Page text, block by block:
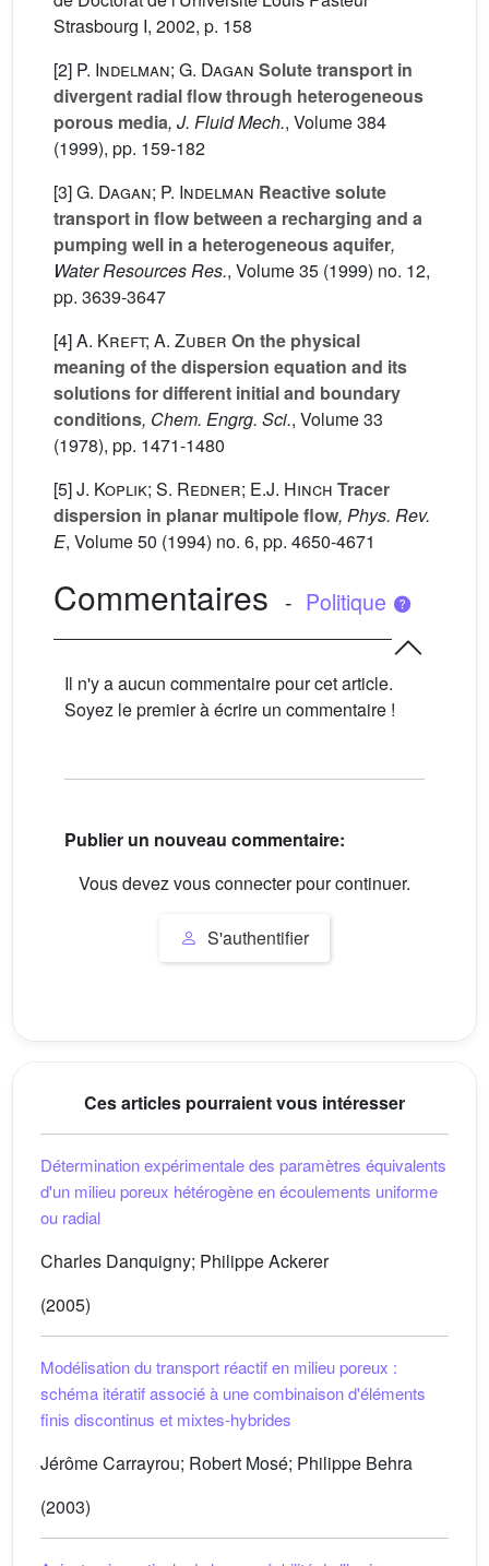
Strasbourg I, 2002, p. 158
[2] P. Indelman; G. Dagan Solute transport in
divergent radial flow through heterogeneous
porous media, J. Fluid Mech., Volume 384
(1999), pp. 159-182
[3]G. Dagan; P. Indelman Reactive solute
transport in flow between a recharging and a
pumping well in a heterogeneous aquifer,
Water Resources Res., Volume 35 (1999) no. 12,
pp. 3639-3647
[4]A. Kreft; A. Zuber On the physical
meaning of the dispersion equation and its
solutions for different initial and boundary
conditions, Chem. Engrg. Sci., Volume 33
(1978), pp. 1471-1480
[5]J. Koplik; S. Redner; E.J. Hinch Tracer
dispersion in planar multipole flow, Phys. Rev.
E, Volume 50 (1994) no. 6, pp. 4650-4671
Commentaires - Politique
Il n'y a aucun commentaire pour cet article.
Soyez le premier à écrire un commentaire !
Publier un nouveau commentaire:
Vous devez vous connecter pour continuer.
S'authentifier
Ces articles pourraient vous intéresser
Détermination expérimentale des paramètres équivalents
d'un milieu poreux hétérogène en écoulements uniforme
ou radial
Charles Danquigny; Philippe Ackerer
(2005)
Modélisation du transport réactif en milieu poreux :
schéma itératif associé à une combinaison d'éléments
finis discontinus et mixtes-hybrides
Jérôme Carrayrou; Robert Mosé; Philippe Behra
(2003)